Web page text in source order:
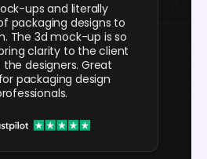
ups and literally
packaging designs to
The 3d mock-up is so
clarity to the client
the designers. Great
packaging design